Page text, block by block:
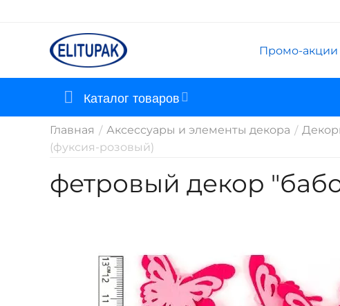
Промо-акции
Каталог товаров
Главная / Аксессуары и элементы декора /
(фуксия-розовый)
фетровый декор